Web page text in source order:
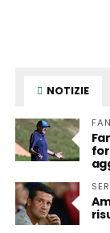
NOTIZIE